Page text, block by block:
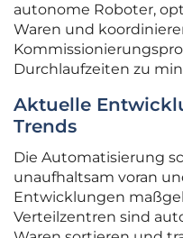
autonome Roboter,
Waren und
Durchlaufzeiten zu
Aktuelle
Trends
Die Automatisierung
unaufhaltsam voran
Entwicklungen
Verteilzentren sind